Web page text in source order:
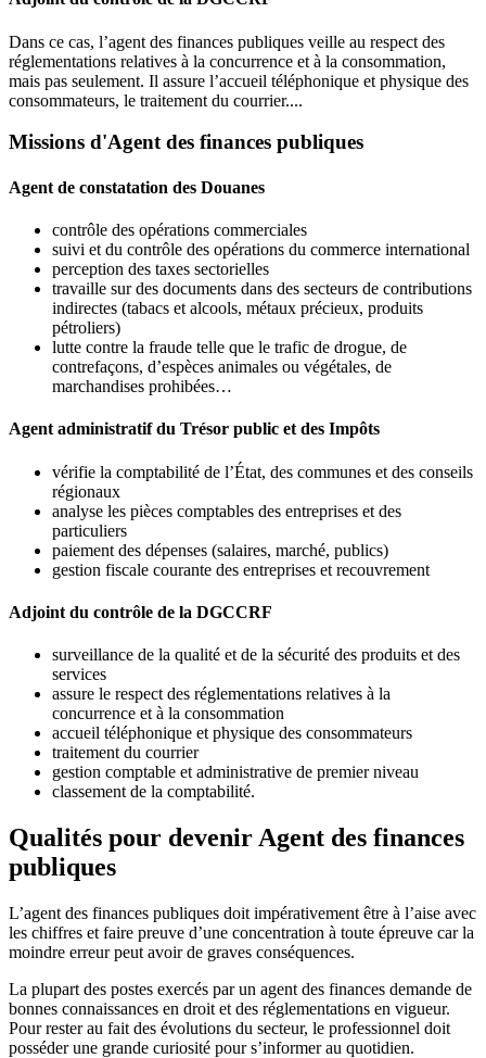
Dans ce cas, l’agent des finances publiques veille au respect des
réglementations relatives à la concurrence et à la consommation,
mais pas seulement. Il assure l’accueil téléphonique et physique des
consommateurs, le traitement du courrier....
Missions d'Agent des finances publiques
Agent de constatation des Douanes
contrôle des opérations commerciales
suivi et du contrôle des opérations du commerce international
perception des taxes sectorielles
travaille sur des documents dans des secteurs de contributions
indirectes (tabacs et alcools, métaux précieux, produits
pétroliers)
lutte contre la fraude telle que le trafic de drogue, de
contrefaçons, d’espèces animales ou végétales, de
marchandises prohibées…
Agent administratif du Trésor public et des Impôts
vérifie la comptabilité de l’État, des communes et des conseils
régionaux
analyse les pièces comptables des entreprises et des
particuliers
paiement des dépenses (salaires, marché, publics)
gestion fiscale courante des entreprises et recouvrement
Adjoint du contrôle de la DGCCRF
surveillance de la qualité et de la sécurité des produits et des
services
assure le respect des réglementations relatives à la
concurrence et à la consommation
accueil téléphonique et physique des consommateurs
traitement du courrier
gestion comptable et administrative de premier niveau
classement de la comptabilité.
Qualités pour devenir Agent des finances
publiques
L’agent des finances publiques doit impérativement être à l’aise avec
les chiffres et faire preuve d’une concentration à toute épreuve car la
moindre erreur peut avoir de graves conséquences.
La plupart des postes exercés par un agent des finances demande de
bonnes connaissances en droit et des réglementations en vigueur.
Pour rester au fait des évolutions du secteur, le professionnel doit
posséder une grande curiosité pour s’informer au quotidien.